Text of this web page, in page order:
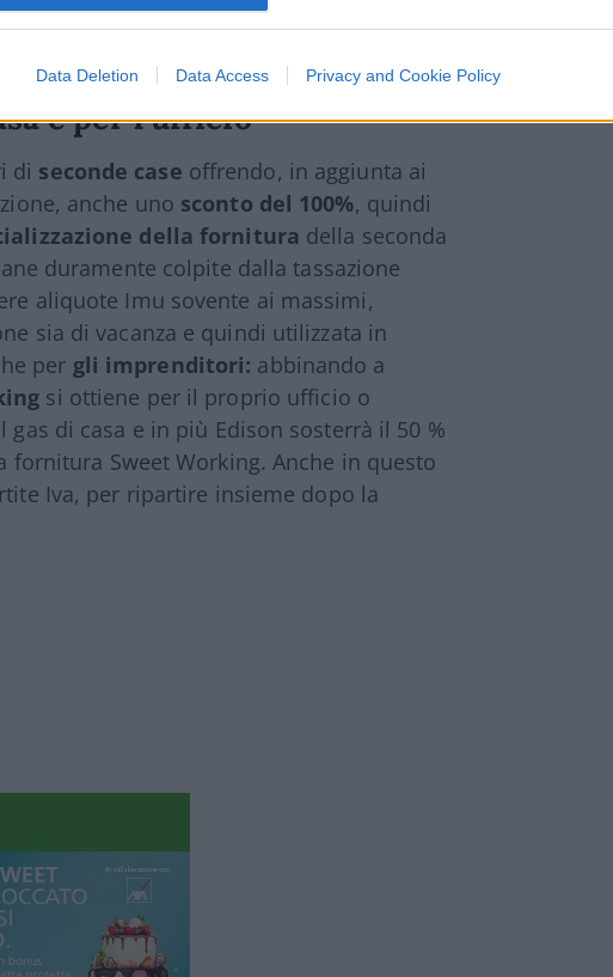
Data Deletion Data Access Privacy and Cookie Policy
e per l’ufficio
di seconde case offrendo, in aggiunta ai
anche uno sconto del 100%, quindi
della fornitura della seconda
duramente colpite dalla tassazione
aliquote Imu sovente ai massimi,
sia di vacanza e quindi utilizzata in
per gli imprenditori: abbinando a
si ottiene per il proprio ufficio o
di casa e in più Edison sosterrà il 50 %
Sweet Working. Anche in questo
Iva, per ripartire insieme dopo la